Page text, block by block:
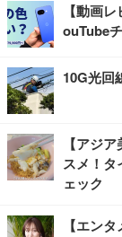
【動画
ouTube
10G光回
【アジ
スメ！タ
ェック
【エン